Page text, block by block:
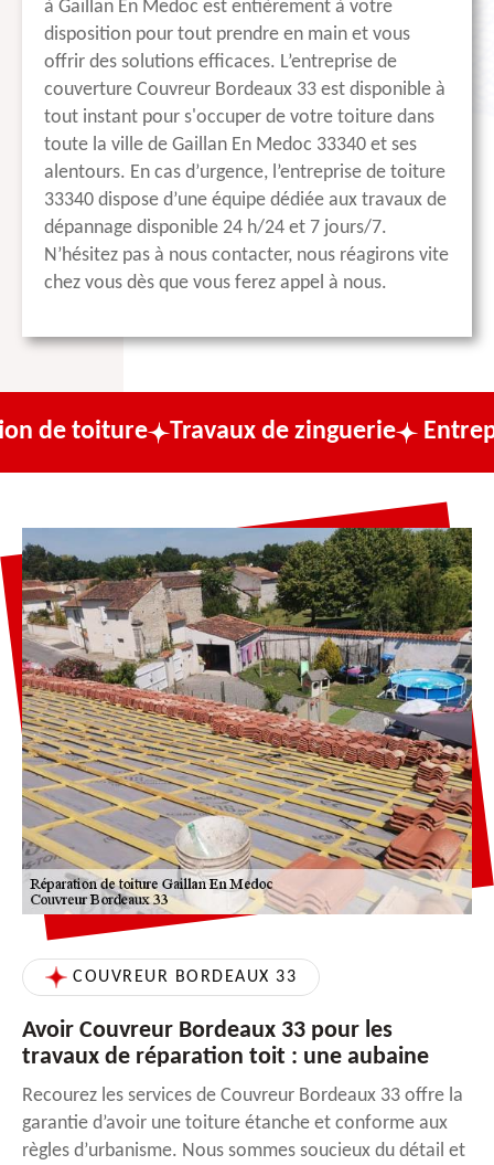
à Gaillan En Medoc est entièrement à votre
disposition pour tout prendre en main et vous
offrir des solutions efficaces. L’entreprise de
couverture Couvreur Bordeaux 33 est disponible à
tout instant pour s'occuper de votre toiture dans
toute la ville de Gaillan En Medoc 33340 et ses
alentours. En cas d’urgence, l’entreprise de toiture
33340 dispose d’une équipe dédiée aux travaux de
dépannage disponible 24 h/24 et 7 jours/7.
N’hésitez pas à nous contacter, nous réagirons vite
chez vous dès que vous ferez appel à nous.
Travaux de zinguerie Entreprise de
COUVREUR BORDEAUX 33
Avoir Couvreur Bordeaux 33 pour les
travaux de réparation toit : une aubaine
Recourez les services de Couvreur Bordeaux 33 offre la
garantie d’avoir une toiture étanche et conforme aux
règles d’urbanisme. Nous sommes soucieux du détail et